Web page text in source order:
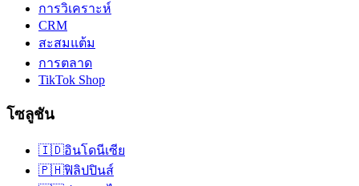
การวิเคราะห์
CRM
สะสมแต้ม
การตลาด
TikTok Shop
โซลูชัน
🇮🇩อินโดนีเซีย
🇵🇭ฟิลิปปินส์